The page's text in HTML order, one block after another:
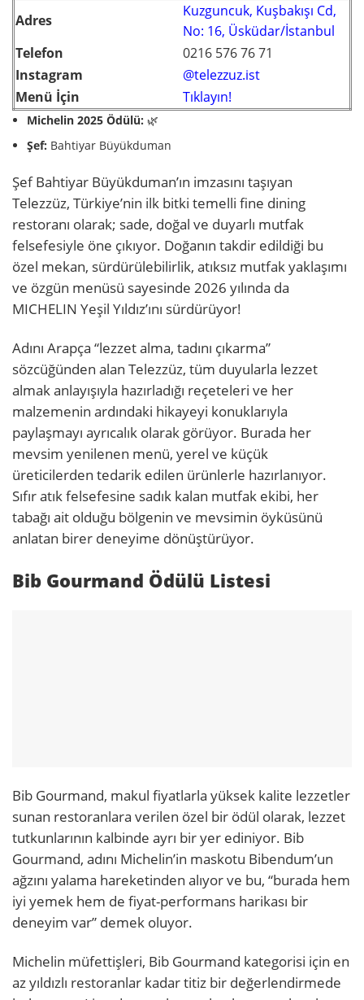
Adres
Kuzguncuk, Kuşbakışı Cd,
No: 16, Üsküdar/İstanbul
Telefon
0216 576 76 71
Instagram
@telezzuz.ist
Menü İçin
Tıklayın!
Michelin 2025 Ödülü: 🌿
Şef: Bahtiyar Büyükduman
Şef Bahtiyar Büyükduman’ın imzasını taşıyan
Telezzüz, Türkiye’nin ilk bitki temelli fine dining
restoranı olarak; sade, doğal ve duyarlı mutfak
felsefesiyle öne çıkıyor. Doğanın takdir edildiği bu
özel mekan, sürdürülebilirlik, atıksız mutfak yaklaşımı
ve özgün menüsü sayesinde 2026 yılında da
MICHELIN Yeşil Yıldız’ını sürdürüyor!
Adını Arapça “lezzet alma, tadını çıkarma”
sözcüğünden alan Telezzüz, tüm duyularla lezzet
almak anlayışıyla hazırladığı reçeteleri ve her
malzemenin ardındaki hikayeyi konuklarıyla
paylaşmayı ayrıcalık olarak görüyor. Burada her
mevsim yenilenen menü, yerel ve küçük
üreticilerden tedarik edilen ürünlerle hazırlanıyor.
Sıfır atık felsefesine sadık kalan mutfak ekibi, her
tabağı ait olduğu bölgenin ve mevsimin öyküsünü
anlatan birer deneyime dönüştürüyor.
Bib Gourmand Ödülü Listesi
Bib Gourmand, makul fiyatlarla yüksek kalite lezzetler
sunan restoranlara verilen özel bir ödül olarak, lezzet
tutkunlarının kalbinde ayrı bir yer ediniyor. Bib
Gourmand, adını Michelin’in maskotu Bibendum’un
ağzını yalama hareketinden alıyor ve bu, “burada hem
iyi yemek hem de fiyat-performans harikası bir
deneyim var” demek oluyor.
Michelin müfettişleri, Bib Gourmand kategorisi için en
az yıldızlı restoranlar kadar titiz bir değerlendirmede